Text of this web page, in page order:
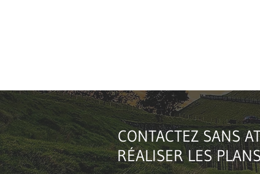
CONTACTEZ SANS
RÉALISER LES